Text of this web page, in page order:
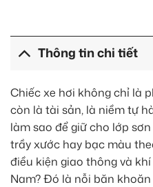
Thông tin chi tiết
Chiếc xe hơi không chỉ là
còn là tài sản, là niềm tự
làm sao để giữ cho lớp
trầy xước hay bạc màu
điều kiện giao thông và
Nam? Đó là nỗi băn